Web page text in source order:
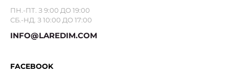
ПН.-ПТ. З 9:00 ДО 19:00
СБ.-НД. З 10:00 ДО 17:00
INFO@LAREDIM.COM
FACEBOOK